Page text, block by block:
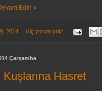
Edin »
2014 Hiç yorum yok:
Çarşamba
Kuşlarına Hasret